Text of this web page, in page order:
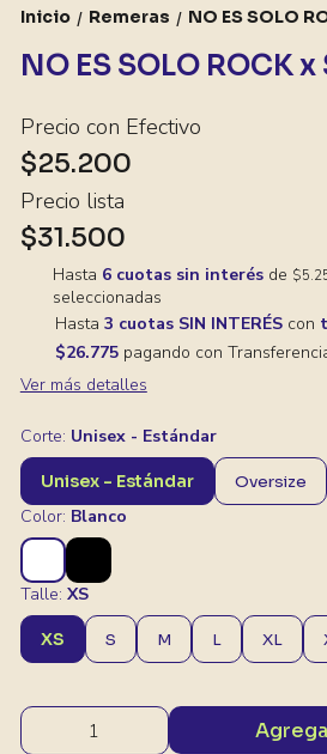
Inicio / Remeras / NO ES SOLO
NO ES SOLO ROCK
Precio con Efectivo
$25.200
Precio lista
$31.500
Hasta 6 cuotas sin interés de
seleccionadas
Hasta 3 cuotas SIN INTERÉScon
$26.775pagando con
Ver más detalles
Corte: Unisex - Estándar
Unisex - Estándar Oversize
Color: Blanco
Talle: XS
XS S M L XL